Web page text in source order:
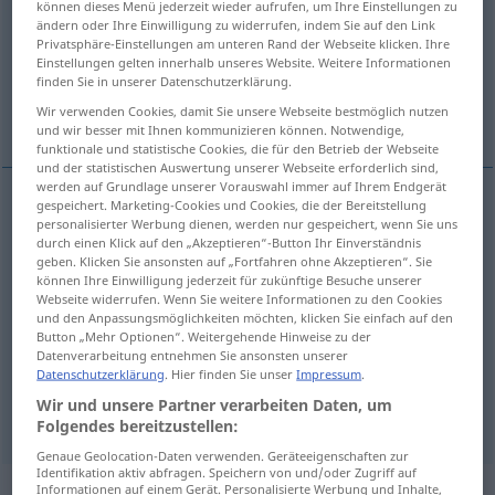
Übersicht aller Übersetzungen
(Für mehr Details die Übersetzung anklicken/antippen)
spare save, put aside
save,putaside(odaway, by) erübrigen Geld,
Vorräte etc
spare erübrigen Zeit
können dieses Menü jederzeit wieder aufrufen, um Ihre Einstellungen zu
ändern oder Ihre Einwilligung zu widerrufen, indem Sie auf den Link
Privatsphäre-Einstellungen am unteren Rand der Webseite klicken. Ihre
Einstellungen gelten innerhalb unseres Website. Weitere Informationen
finden Sie in unserer Datenschutzerklärung.
Wir verwenden Cookies, damit Sie unsere Webseite bestmöglich nutzen
und wir besser mit Ihnen kommunizieren können. Notwendige,
funktionale und statistische Cookies, die für den Betrieb der Webseite
und der statistischen Auswertung unserer Webseite erforderlich sind,
werden auf Grundlage unserer Vorauswahl immer auf Ihrem Endgerät
gespeichert. Marketing-Cookies und Cookies, die der Bereitstellung
personalisierter Werbung dienen, werden nur gespeichert, wenn Sie uns
durch einen Klick auf den „Akzeptieren“-Button Ihr Einverständnis
geben. Klicken Sie ansonsten auf „Fortfahren ohne Akzeptieren“. Sie
können Ihre Einwilligung jederzeit für zukünftige Besuche unserer
Webseite widerrufen. Wenn Sie weitere Informationen zu den Cookies
und den Anpassungsmöglichkeiten möchten, klicken Sie einfach auf den
Button „Mehr Optionen“. Weitergehende Hinweise zu der
Datenverarbeitung entnehmen Sie ansonsten unserer
Datenschutzerklärung. Hier finden Sie unserImpressum.
Wir und unsere Partner verarbeiten Daten, um
Folgendes bereitzustellen:
Genaue Geolocation-Daten verwenden. Geräteeigenschaften zur
Identifikation aktiv abfragen. Speichern von und/oder Zugriff auf
Informationen auf einem Gerät. Personalisierte Werbung und Inhalte,